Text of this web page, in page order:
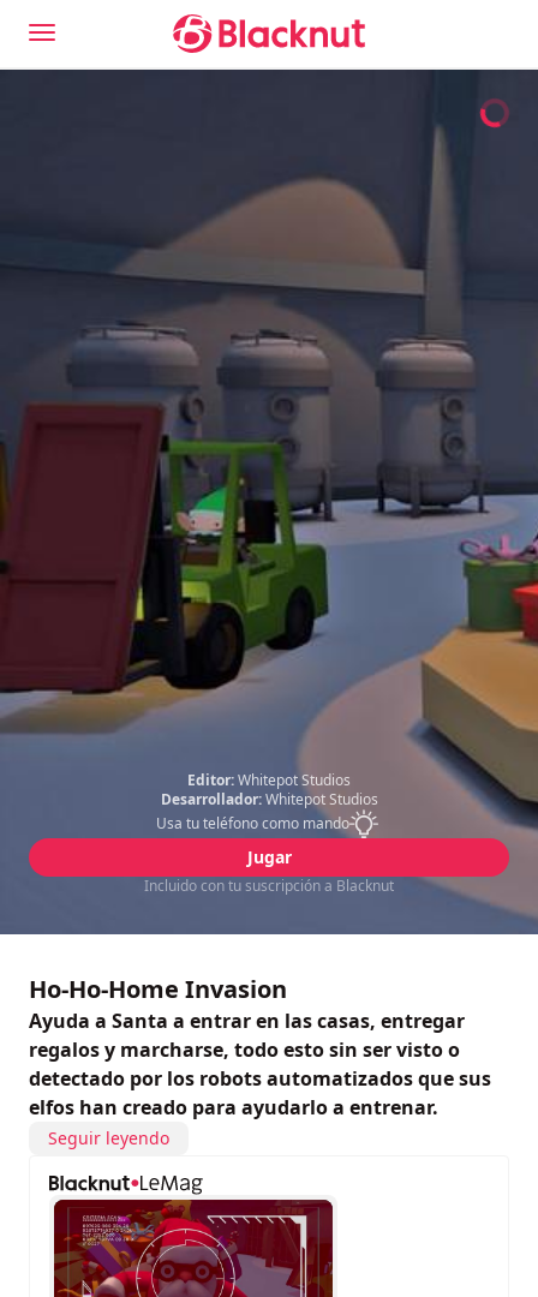
Editor:Whitepot Studios
Desarrollador: Whitepot Studios
Usa tu teléfono como mando
Jugar
Incluido con tu suscripción a Blacknut
Ho-Ho-Home Invasion
Ayuda a Santa a entrar en las casas, entregar
regalos y marcharse, todo esto sin ser visto o
detectado por los robots automatizados que sus
elfos han creado para ayudarlo a entrenar.
Seguir leyendo